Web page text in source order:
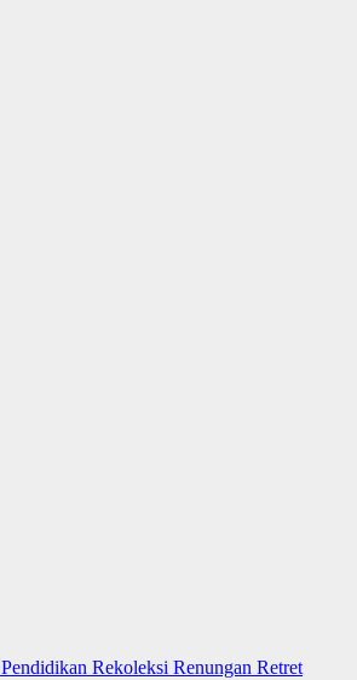
Pendidikan Rekoleksi Renungan Retret